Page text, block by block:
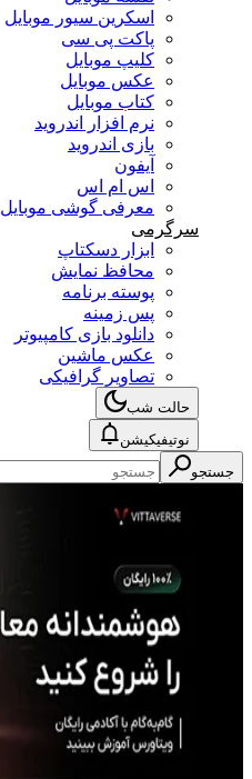
اسکرین سیور موبایل
پاکت پی سی
کلیپ موبایل
عکس موبایل
کتاب موبایل
نرم افزار اندروید
بازی اندروید
آیفون
اس ام اس
معرفی گوشی موبایل
سرگرمی
ابزار دسکتاپ
محافظ نمایش
پوسته برنامه
پس زمینه
دانلود بازی کامپیوتر
عکس ماشین
تصاویر گرافیکی
حالت شب
نوتیفیکیشن
جستجو